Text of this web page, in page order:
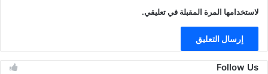
لاستخدامها المرة المقبلة في تعليقي.
Follow Us